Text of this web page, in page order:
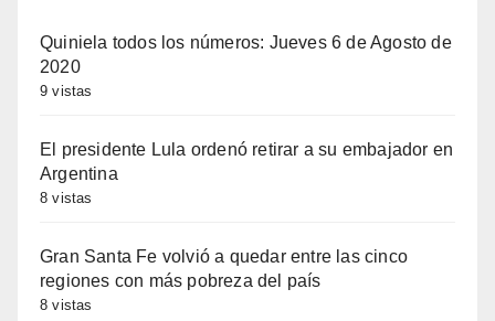
Quiniela todos los números: Jueves 6 de Agosto de
2020
9 vistas
El presidente Lula ordenó retirar a su embajador en
Argentina
8 vistas
Gran Santa Fe volvió a quedar entre las cinco
regiones con más pobreza del país
8 vistas